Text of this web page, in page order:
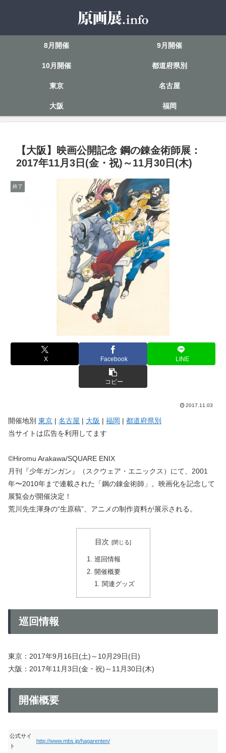
8月開催 9月開催
10月開催 都道府県別
東京 名古屋
大阪 福岡
【大阪】映画公開記念 鋼の錬金術師展：
2017年11月3日(金・祝)～11月30日(木)
終了
X Facebook LINE
コピー
2017.11.03
開催地別 東京 | 名古屋 | 大阪 | 福岡 | 都道府県別
当サイトは広告を利用してます
©Hiromu Arakawa/SQUARE ENIX
月刊『少年ガンガン』（スクウェア・エニックス）にて、2001
年〜2010年まで連載された「鋼の錬金術師」。映画化を記念して
展覧会が開催決定！
荒川先生渾身の“生原稿”、アニメの制作資料が展示される。
目次
巡回情報
開催概要
関連グッズ
巡回情報
東京：2017年9月16日(土)～10月29日(日)
大阪：2017年11月3日(金・祝)～11月30日(木)
開催概要
公式サイ
ト
http://www.mbs.jp/hagarenten/